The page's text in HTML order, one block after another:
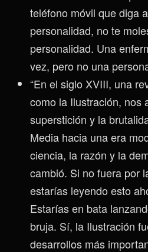
teléfono móvil que diga
personalidad, no te
personalidad. Una
vez, pero no una
“En el siglo XVIII, una
como la Ilustración, nos
superstición y la
Media hacia una era
ciencia, la razón y la
cambió. Si no fuera por
estarías leyendo esto
Estarías en bata
bruja. Sí, la Ilustración
desarrollos más